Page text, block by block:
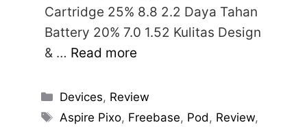
Cartridge 25% 8.8 2.2 Daya Tahan
Battery 20% 7.0 1.52 Kulitas Design
& … Read more
Categories
Devices, Review
Tags
Aspire Pixo, Freebase, Pod, Review,